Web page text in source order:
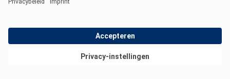
vanaf44,00 EUR
vanaf38,00 EUR
Bekijk deals